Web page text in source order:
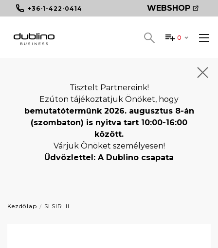
+36-1-422-0414 WEBSHOP
0
Tisztelt Partnereink!
Ezúton tájékoztatjuk Önöket, hogy
bemutatótermünk 2026. augusztus 8-án
(szombaton) is nyitva tart 10:00-16:00
között.
Várjuk Önöket személyesen!
Üdvözlettel: A Dublino csapata
Kezdőlap SI SIRI II